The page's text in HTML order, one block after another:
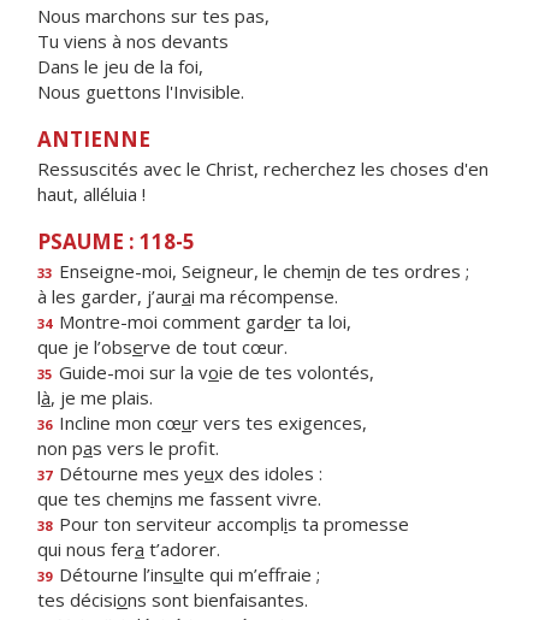
Nous marchons sur tes pas,
Tu viens à nos devants
Dans le jeu de la foi,
Nous guettons l'Invisible.
ANTIENNE
Ressuscités avec le Christ, recherchez les choses d'en
haut, alléluia !
PSAUME : 118-5
33 Enseigne-moi, Seigneur, le chemin de tes ordres ;
à les garder, j’aurai ma récompense.
34 Montre-moi comment garder ta loi,
que je l’observe de tout cœur.
35 Guide-moi sur la voie de tes volontés,
là, je me plais.
36 Incline mon cœur vers tes exigences,
non pas vers le profit.
37 Détourne mes yeux des idoles :
que tes chemins me fassent vivre.
38 Pour ton serviteur accomplis ta promesse
qui nous fera t’adorer.
39 Détourne l’insulte qui m’effraie ;
tes décisions sont bienfaisantes.